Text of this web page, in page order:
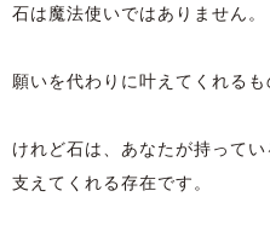
石は魔法使いではありません。
願いを代わりに叶えてくれるも
けれど石は、あなたが持って
支えてくれる存在です。